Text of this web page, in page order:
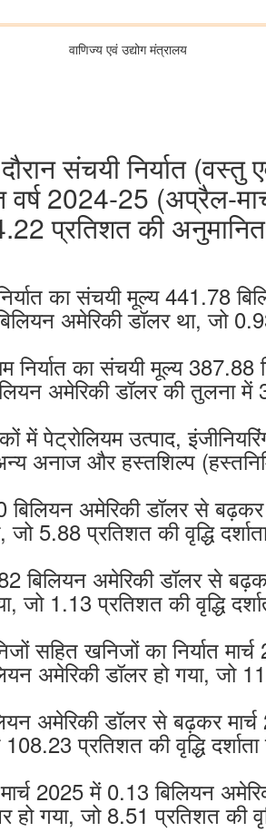
वाणिज्‍य एवं उद्योग मंत्रालय
संचयी निर्यात
वर्ष 2024-25 (अप्रैल-
प्रतिशत की अनुमानित
का संचयी मूल्य 441.78
अमेरिकी डॉलर था, जो
निर्यात का संचयी मूल्य 387.88
अमेरिकी डॉलर की तुलना में
में पेट्रोलियम उत्पाद,
अनाज और हस्तशिल्प
बिलियन अमेरिकी डॉलर से
जो 5.88 प्रतिशत की वृद्धि
बिलियन अमेरिकी डॉलर से
जो 1.13 प्रतिशत की वृद्धि
खनिजों का निर्यात
अमेरिकी डॉलर हो गया, जो
अमेरिकी डॉलर से बढ़कर
प्रतिशत की वृद्धि
मार्च 2025 में 0.13 बिलियन
हो गया, जो 8.51 प्रतिशत की